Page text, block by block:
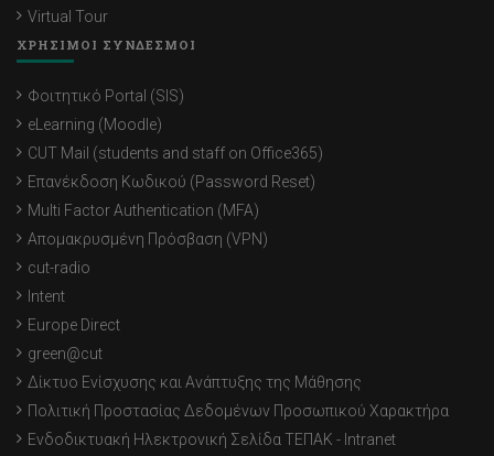
Virtual Tour
ΧΡΗΣΙΜΟΙ ΣΥΝΔΕΣΜΟΙ
Φοιτητικό Portal (SIS)
eLearning (Moodle)
CUT Mail (students and staff on Office365)
Επανέκδοση Κωδικού (Password Reset)
Multi Factor Authentication (MFA)
Απομακρυσμένη Πρόσβαση (VPN)
cut-radio
Intent
Europe Direct
green@cut
Δίκτυο Ενίσχυσης και Ανάπτυξης της Μάθησης
Πολιτική Προστασίας Δεδομένων Προσωπικού Χαρακτήρα
Ενδοδικτυακή Ηλεκτρονική Σελίδα ΤΕΠΑΚ - Intranet